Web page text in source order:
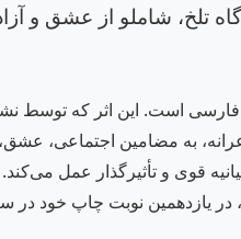
تلخ، شاملو از عشق و
به مضامین اجتماعی،
قوی و تأثیرگذار عمل